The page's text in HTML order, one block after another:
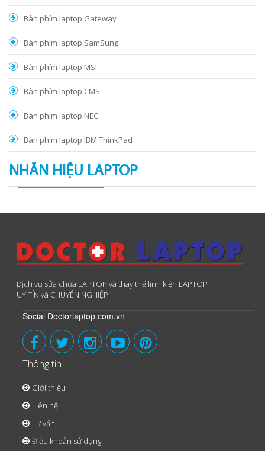
Bàn phím laptop Gateway
Bàn phím laptop SamSung
Bàn phím laptop MSI
Bàn phím laptop CMS
Bàn phím laptop NEC
Bàn phím laptop IBM ThinkPad
NHÃN HIỆU LAPTOP
Dịch vụ sửa chữa LAPTOP và thay thế linh kiện LAPTOP
UY TÍN và CHUYÊN NGHIỆP
Social Doctorlaptop.com.vn
Thông tin
Giới thiệu
Liên hệ
Tư vấn
Điều khoản sử dụng